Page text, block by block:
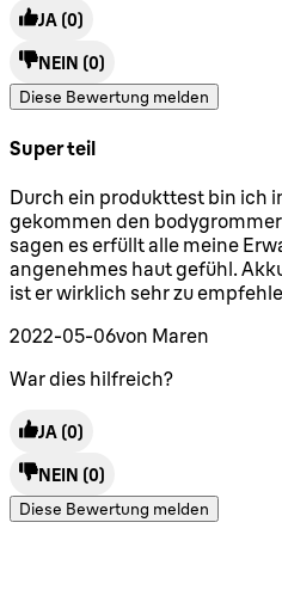
JA (0)
NEIN (0)
Diese Bewertung melden
Super teil
5 Sterne von maximal 5
Durch ein produkttest bin ich
gekommen den
sagen es erfüllt alle meine
angenehmes haut gefühl.
ist er wirklich sehr zu
2022-05-06von Maren
War dies hilfreich?
JA (0)
NEIN (0)
Diese Bewertung melden